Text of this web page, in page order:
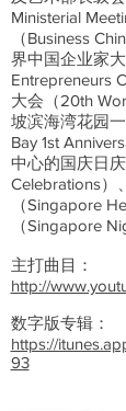
Ministerial
（Business
界中国企业家
Entrepreneurs
大会（20th
坡滨海湾花园
Bay 1st
中心的国庆日
Celebrations）
（Singapore
（Singapore
主打曲目：
http://
数字版专辑：
https://
93